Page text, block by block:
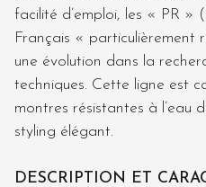
facilité d’emploi, les « PR »
Français « particulièrement
une évolution dans la
techniques. Cette ligne est
montres résistantes à l’eau
styling élégant.
DESCRIPTION ET